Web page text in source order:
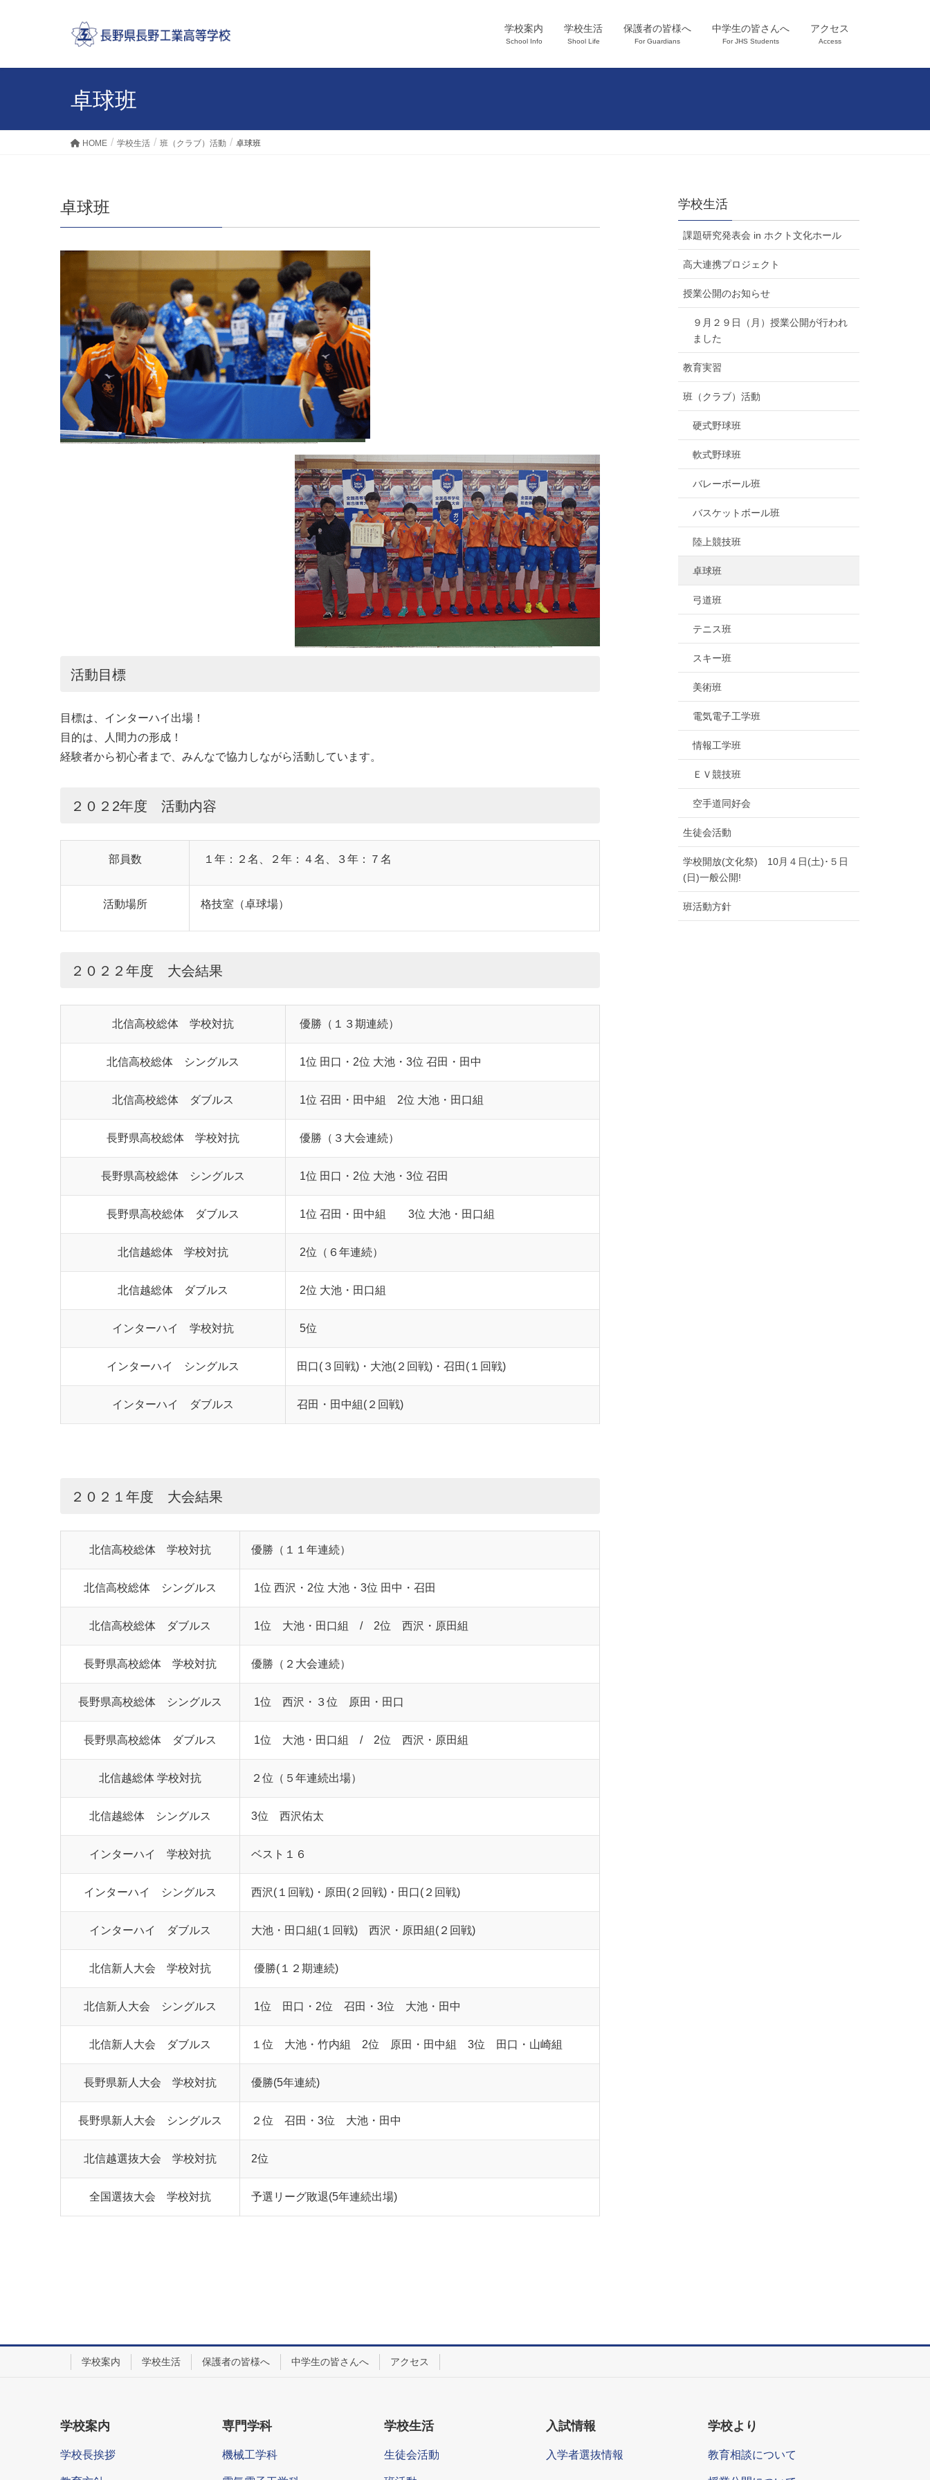
学校案内
School Info
学校生活
Shool Life
保護者の皆様へ
For Guardians
中学生の皆さんへ
For JHS Students
アクセス
Access
卓球班
HOME 学校生活 班（クラブ）活動 卓球班
卓球班
活動目標
目標は、インターハイ出場！
目的は、人間力の形成！
経験者から初心者まで、みんなで協力しながら活動しています。
２０２2年度 活動内容
部員数 １年：２名、２年：４名、３年：７名
活動場所 格技室（卓球場）
２０２２年度 大会結果
北信高校総体 学校対抗 優勝（１３期連続）
北信高校総体 シングルス 1位 田口・2位 大池・3位 召田・田中
北信高校総体 ダブルス 1位 召田・田中組 2位 大池・田口組
長野県高校総体 学校対抗 優勝（３大会連続）
長野県高校総体 シングルス 1位 田口・2位 大池・3位 召田
長野県高校総体 ダブルス 1位 召田・田中組 3位 大池・田口組
北信越総体 学校対抗 2位（６年連続）
北信越総体 ダブルス 2位 大池・田口組
インターハイ 学校対抗 5位
インターハイ シングルス 田口(３回戦)・大池(２回戦)・召田(１回戦)
インターハイ ダブルス 召田・田中組(２回戦)
２０２１年度 大会結果
北信高校総体 学校対抗 優勝（１１年連続）
北信高校総体 シングルス 1位 西沢・2位 大池・3位 田中・召田
北信高校総体 ダブルス 1位 大池・田口組 / 2位 西沢・原田組
長野県高校総体 学校対抗 優勝（２大会連続）
長野県高校総体 シングルス 1位 西沢・３位 原田・田口
長野県高校総体 ダブルス 1位 大池・田口組 / 2位 西沢・原田組
北信越総体 学校対抗 ２位（５年連続出場）
北信越総体 シングルス 3位 西沢佑太
インターハイ 学校対抗 ベスト１６
インターハイ シングルス 西沢(１回戦)・原田(２回戦)・田口(２回戦)
インターハイ ダブルス 大池・田口組(１回戦) 西沢・原田組(２回戦)
北信新人大会 学校対抗 優勝(１２期連続)
北信新人大会 シングルス 1位 田口・2位 召田・3位 大池・田中
北信新人大会 ダブルス １位 大池・竹内組 2位 原田・田中組 3位 田口・山崎組
長野県新人大会 学校対抗 優勝(5年連続)
長野県新人大会 シングルス ２位 召田・3位 大池・田中
北信越選抜大会 学校対抗 2位
全国選抜大会 学校対抗 予選リーグ敗退(5年連続出場)
学校生活
課題研究発表会 in ホクト文化ホール
高大連携プロジェクト
授業公開のお知らせ
９月２９日（月）授業公開が行われ
ました
教育実習
班（クラブ）活動
硬式野球班
軟式野球班
バレーボール班
バスケットボール班
陸上競技班
卓球班
弓道班
テニス班
スキー班
美術班
電気電子工学班
情報工学班
ＥＶ競技班
空手道同好会
生徒会活動
学校開放(文化祭) 10月４日(土)･５日
(日)一般公開!
班活動方針
学校案内 学校生活 保護者の皆様へ 中学生の皆さんへ アクセス
学校案内
学校長挨拶
専門学科
機械工学科
学校生活
生徒会活動
入試情報
入学者選抜情報
学校より
教育相談について